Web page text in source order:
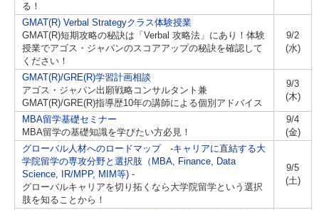
る！
GMAT(R) Verbal Strategyクラス体験授業
GMAT(R)短期攻略の秘訣は「Verbal 攻略法」にあり！体験
授業でアゴス・ジャパンのスコアアップの秘訣を確認して
ください！
9/2
(水)
GMAT(R)/GRE(R)学習計画相談
アゴス・ジャパン出願戦略コンサルタント兼
GMAT(R)/GRE(R)指導歴10年の講師による個別アドバイス
9/3
(木)
MBA留学基礎セミナー
MBA留学の基礎知識を学びたい方必見！
9/4
(金)
グローバル人材へのロードマップ -キャリアに直結する大
学院留学の専攻分野と選択肢（MBA, Finance, Data
Science, IR/MPP, MIM等) -
グローバルキャリアを切り拓くなら大学院留学という選択
肢を知ることから！
9/5
(土)